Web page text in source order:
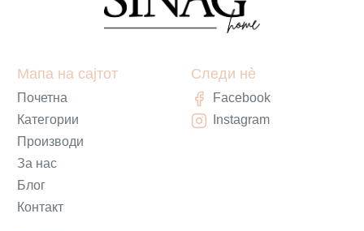
Мапа на сајтот
Почетна
Категории
Производи
За нас
Блог
Контакт
Следи нè
Facebook
Instagram